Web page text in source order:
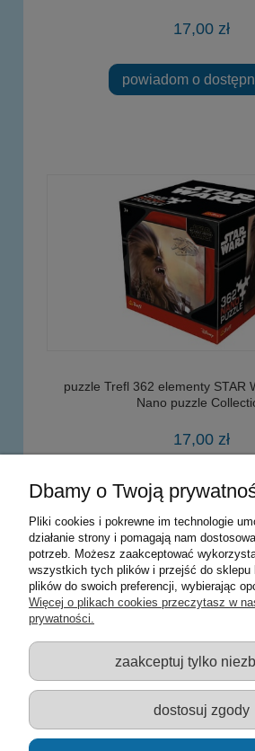
17,00 zł
powiadom o
puzzle Trefl 362 elementy STAR
Nano puzzle
17,00 zł
do koszyka
Warunki zakupów
Moje konto
Informacje o
Sklep z zabawkami Łódź :: Hurownia
edukacyjne :: Zestawy artystyczne ::
:: Zabawkownia :: zabawki dla dzieci ::
szkolne ::
Dbamy o Twoją
Pliki cookies i pokrewne im technologie
działanie strony i pomagają nam
potrzeb. Możesz zaakceptować
wszystkich tych plików i przejść do sklepu
plików do swoich preferencji, wybierając
Więcej o plikach cookies przeczytasz w
prywatności.
zaakceptuj tylko
dostosuj zgody